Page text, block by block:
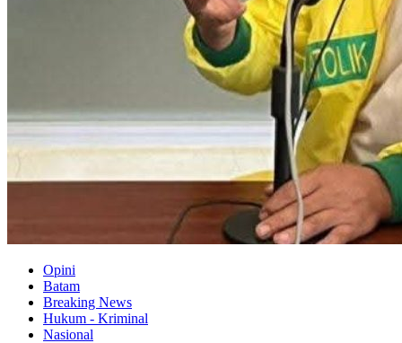
Opini
Batam
Breaking News
Hukum - Kriminal
Nasional